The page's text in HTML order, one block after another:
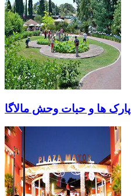
پارک ها و حیات وحش مالاگا